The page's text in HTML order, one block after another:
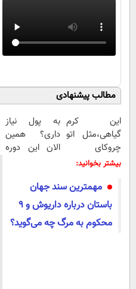
مطالب پیشنهادی
این کرم
گیاهی،مثل اتو
چروکای
پوستتوصاف
به پول نیاز
داری؟ همین
الان این دوره
نشده!
بیشتر بخوانید:
مهمترین سند جهان
باستان درباره داریوش و ۹
محکوم به مرگ چه می‌گوید؟